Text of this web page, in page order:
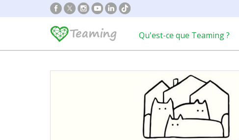
Qu'est-ce que Teaming ?